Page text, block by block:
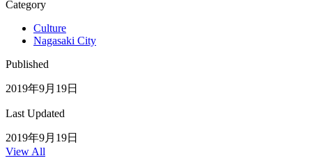
Category
Culture
Nagasaki City
Published
2019年9月19日
Last Updated
2019年9月19日
View All